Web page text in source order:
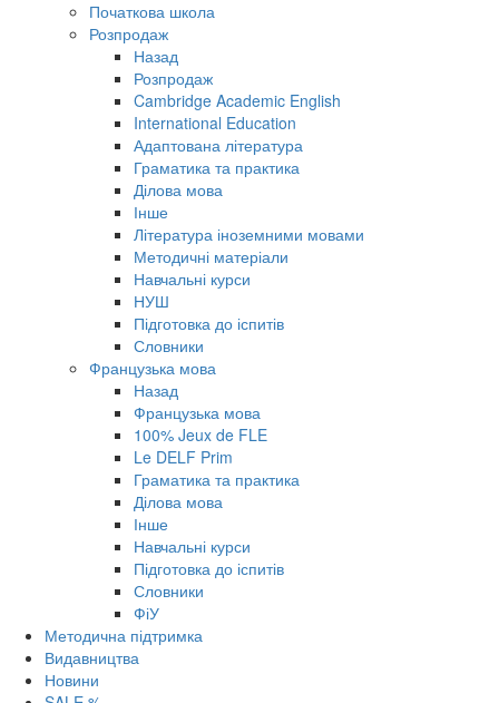
Початкова школа
Розпродаж
Назад
Розпродаж
Cambridge Academic English
International Education
Адаптована література
Граматика та практика
Ділова мова
Інше
Література іноземними мовами
Методичні матеріали
Навчальні курси
НУШ
Підготовка до іспитів
Словники
Французька мова
Назад
Французька мова
100% Jeux de FLE
Le DELF Prim
Граматика та практика
Ділова мова
Інше
Навчальні курси
Підготовка до іспитів
Словники
ФіУ
Методична підтримка
Видавництва
Новини